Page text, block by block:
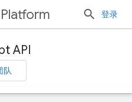
登录
API
队